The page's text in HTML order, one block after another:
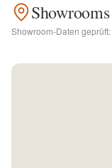
Showrooms
Showroom-Daten geprüft: